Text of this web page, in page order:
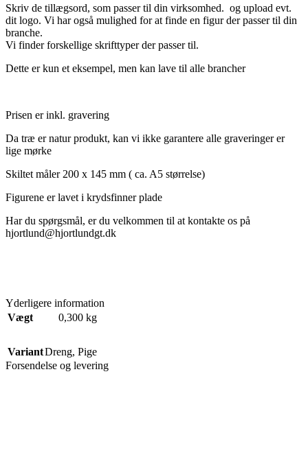
Skriv de tillægsord, som passer til din virksomhed. og upload evt.
dit logo. Vi har også mulighed for at finde en figur der passer til din
branche.
Vi finder forskellige skrifttyper der passer til.
Dette er kun et eksempel, men kan lave til alle brancher
Prisen er inkl. gravering
Da træ er natur produkt, kan vi ikke garantere alle graveringer er
lige mørke
Skiltet måler 200 x 145 mm ( ca. A5 størrelse)
Figurene er lavet i krydsfinner plade
Har du spørgsmål, er du velkommen til at kontakte os på
hjortlund@hjortlundgt.dk
Yderligere information
Vægt
0,300 kg
VariantDreng, Pige
Forsendelse og levering